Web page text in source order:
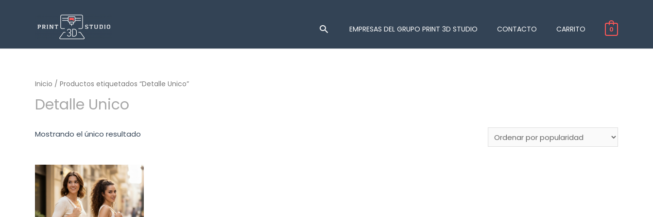
EMPRESAS DEL GRUPO PRINT 3D STUDIO CONTACTO CARRITO 0
Inicio / Productos etiquetados “Detalle Unico”
Detalle Unico
Mostrando el único resultado